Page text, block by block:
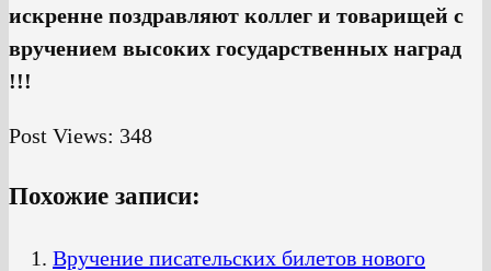
искренне поздравляют коллег и товарищей с
вручением высоких государственных наград
!!!
Post Views: 348
Похожие записи:
Вручение писательских билетов нового